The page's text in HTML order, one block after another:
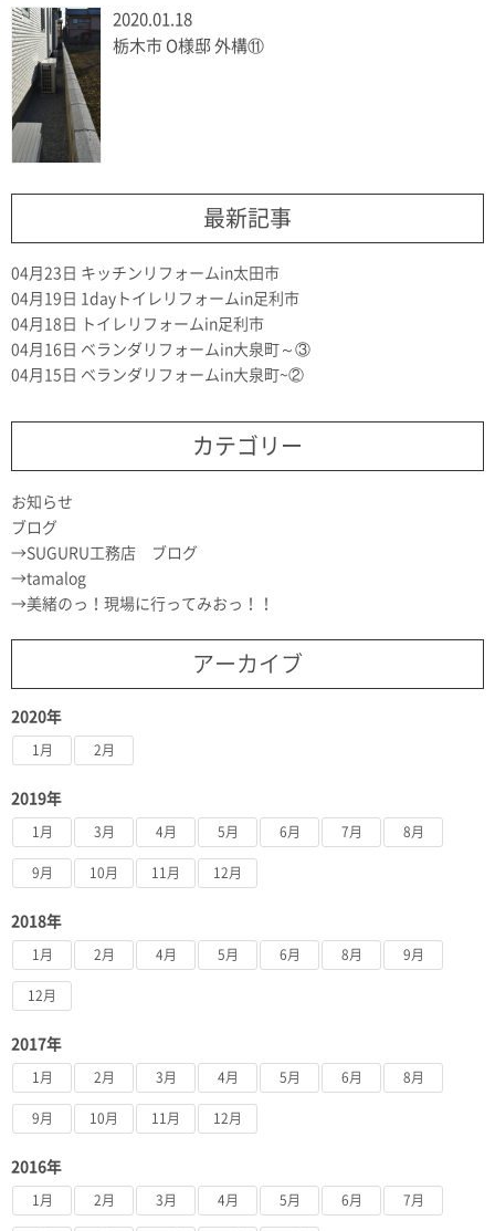
2020.01.18
栃木市 O様邸 外構⑪
最新記事
04月23日 キッチンリフォームin太田市
04月19日 1dayトイレリフォームin足利市
04月18日
トイレリフォームin足利市
04月16日 ベランダリフォームin大泉町～③
04月15日 ベランダリフォームin大泉町~②
カテゴリー
お知らせ
ブログ
SUGURU工務店 ブログ
tamalog
美緒のっ！現場に行ってみおっ！！
アーカイブ
2020年
1月 2月
2019年
1月 3月 4月 5月 6月 7月 8月
9月 10月 11月 12月
2018年
1月 2月 4月 5月 6月 8月 9月
12月
2017年
1月 2月 3月 4月 5月 6月 8月
9月 10月 11月 12月
2016年
1月 2月 3月 4月 5月 6月 7月